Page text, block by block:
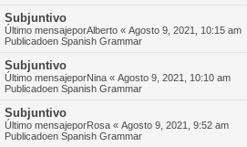
Subjuntivo
Último mensajeporAlberto « Agosto 9, 2021, 10:15 am
Publicadoen Spanish Grammar
Subjuntivo
Último mensajeporNina « Agosto 9, 2021, 10:10 am
Publicadoen Spanish Grammar
Subjuntivo
Último mensajeporRosa « Agosto 9, 2021, 9:52 am
Publicadoen Spanish Grammar